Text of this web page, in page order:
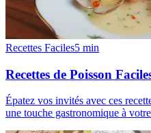
Recettes Faciles5 min
Recettes de Poisson
Épatez vos invités avec ces
une touche gastronomique à